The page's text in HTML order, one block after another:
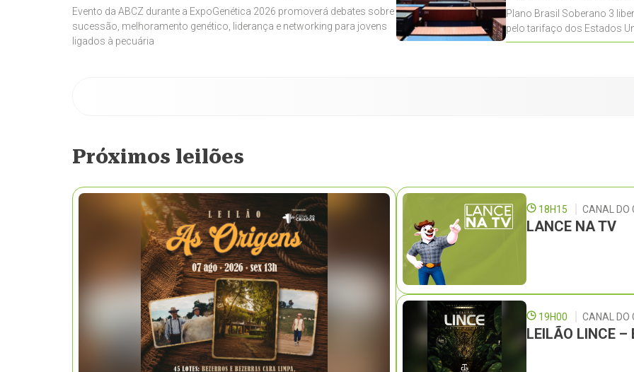
Evento da ABCZ durante a ExpoGenética 2026 promoverá debates sobre
sucessão, melhoramento genético, liderança e networking para jovens
ligados à pecuária
Plano Brasil Soberano 3
pelo tarifaço dos Estados
contemplados
Próximos leilões
18H15 CANAL DO
LANCE NA TV
19H00 CANAL DO
LEILÃO LINCE –